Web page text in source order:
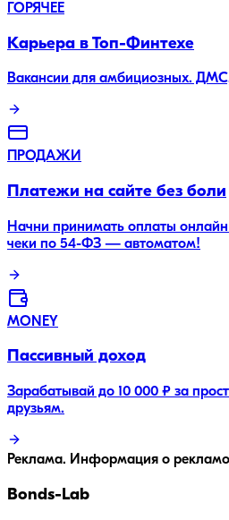
ГОРЯЧЕЕ
Карьера в Топ-Финтехе
Вакансии для амбициозных.
ПРОДАЖИ
Платежи на сайте без боли
Начни принимать оплаты онлайн
чеки по 54-ФЗ — автоматом!
MONEY
Пассивный доход
Зарабатывай до 10 000 ₽ за
друзьям.
Реклама. Информация о
Bonds-Lab